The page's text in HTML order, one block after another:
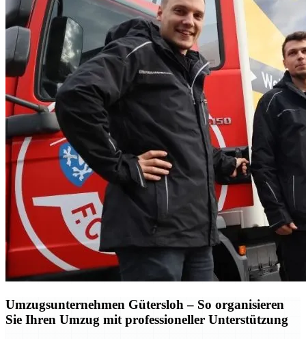
Umzugsunternehmen Gütersloh – So organisieren
Sie Ihren Umzug mit professioneller Unterstützung